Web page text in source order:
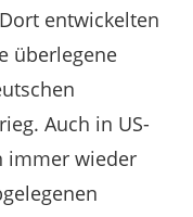
entwickelten
überlegene
Auch in US-
immer wieder